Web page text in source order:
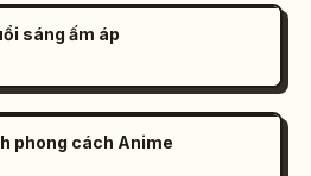
sáng ấm áp
phong cách Anime